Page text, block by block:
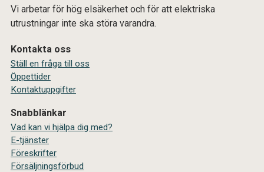
Vi arbetar för hög elsäkerhet och för att elektriska
utrustningar inte ska störa varandra.
Kontakta oss
Ställ en fråga till oss
Öppettider
Kontaktuppgifter
Snabblänkar
Vad kan vi hjälpa dig med?
E-tjänster
Föreskrifter
Försäljningsförbud